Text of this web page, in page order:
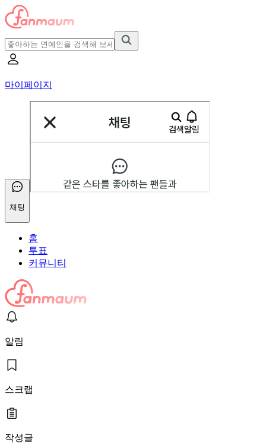
마이페이지
채팅
홈
투표
커뮤니티
알림
스크랩
작성글